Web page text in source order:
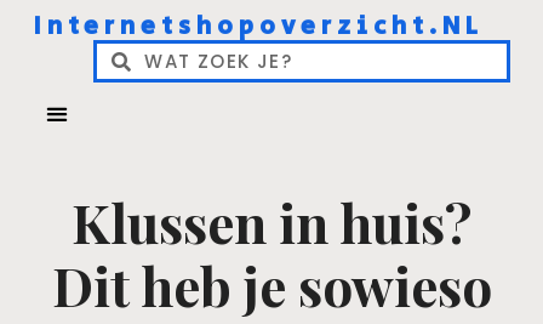
Internetshopoverzicht.NL
Klussen in huis?
Dit heb je sowieso